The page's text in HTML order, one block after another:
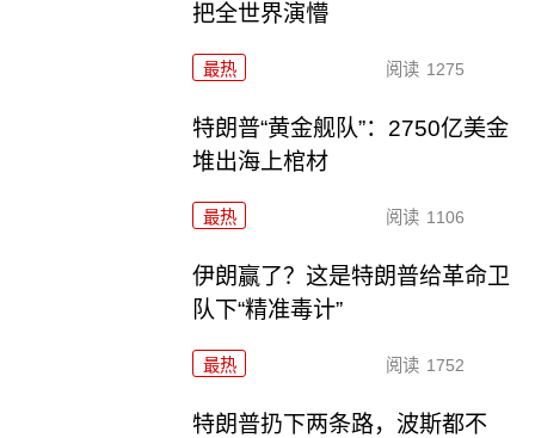
把全世界演懵
最热 阅读 1275
特朗普“黄金舰队”：2750亿美金
堆出海上棺材
最热 阅读 1106
伊朗赢了？这是特朗普给革命卫
队下“精准毒计”
最热 阅读 1752
特朗普扔下两条路，波斯都不